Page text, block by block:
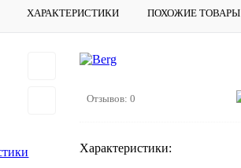
ХАРАКТЕРИСТИКИ ПОХОЖИЕ ТОВАРЫ
Отзывов: 0
Характеристики: